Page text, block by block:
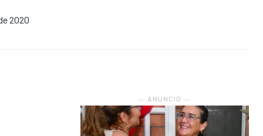
PUATE CON NOSOTROS
PUATE CON NOSOTROS
PUATE CON NOSOTROS
PUATE CON NOSOTROS
2020
― ANUNCIO ―